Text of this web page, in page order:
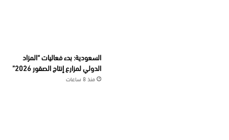
السعودية: بدء فعاليات “المزاد
الدولي لمزارع إنتاج الصقور 2026”
منذ 8 ساعات